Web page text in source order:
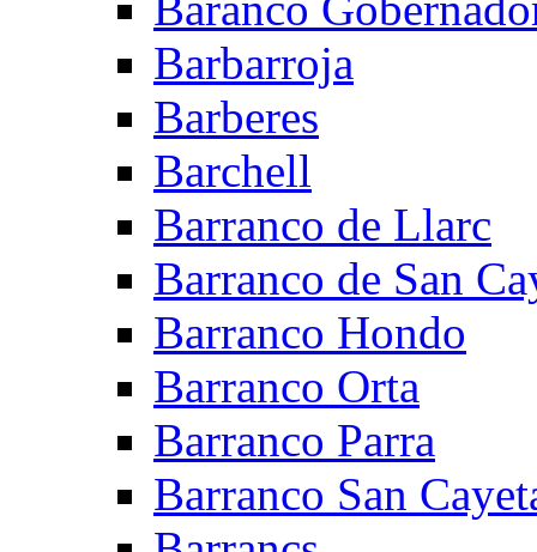
Barbarroja
Barberes
Barchell
Barranco de Llarc
Barranco de San
Barranco Hondo
Barranco Orta
Barranco Parra
Barranco San